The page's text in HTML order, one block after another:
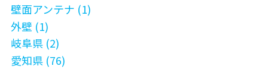
壁面アンテナ (1)
外壁 (1)
岐阜県 (2)
愛知県 (76)